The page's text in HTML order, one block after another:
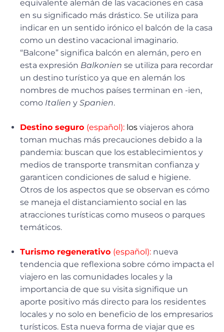
equivalente alemán de las vacaciones en casa
en su significado más drástico. Se utiliza para
indicar en un sentido irónico el balcón de la casa
como un destino vacacional imaginario.
“Balcone” significa balcón en alemán, pero en
esta expresión Balkonien se utiliza para recordar
un destino turístico ya que en alemán los
nombres de muchos países terminan en -ien,
como Italien y Spanien.
Destino seguro (español): los viajeros ahora
toman muchas más precauciones debido a la
pandemia: buscan que los establecimientos y
medios de transporte transmitan confianza y
garanticen condiciones de salud e higiene.
Otros de los aspectos que se observan es cómo
se maneja el distanciamiento social en las
atracciones turísticas como museos o parques
temáticos.
Turismo regenerativo (español): nueva
tendencia que reflexiona sobre cómo impacta el
viajero en las comunidades locales y la
importancia de que su visita signifique un
aporte positivo más directo para los residentes
locales y no solo en beneficio de los empresarios
turísticos. Esta nueva forma de viajar que es